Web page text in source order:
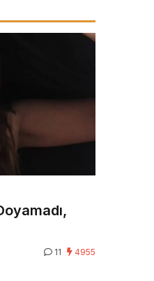
11 4955